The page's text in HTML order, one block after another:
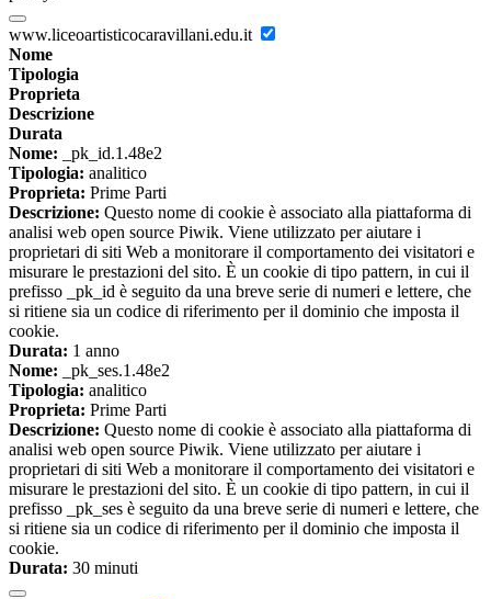
www.liceoartisticocaravillani.edu.it
Nome
Tipologia
Proprieta
Descrizione
Durata
Nome: _pk_id.1.48e2
Tipologia: analitico
Proprieta: Prime Parti
Descrizione: Questo nome di cookie è associato alla piattaforma di
analisi web open source Piwik. Viene utilizzato per aiutare i
proprietari di siti Web a monitorare il comportamento dei visitatori e
misurare le prestazioni del sito. È un cookie di tipo pattern, in cui il
prefisso _pk_id è seguito da una breve serie di numeri e lettere, che
si ritiene sia un codice di riferimento per il dominio che imposta il
cookie.
Durata: 1 anno
Nome: _pk_ses.1.48e2
Tipologia: analitico
Proprieta: Prime Parti
Descrizione: Questo nome di cookie è associato alla piattaforma di
analisi web open source Piwik. Viene utilizzato per aiutare i
proprietari di siti Web a monitorare il comportamento dei visitatori e
misurare le prestazioni del sito. È un cookie di tipo pattern, in cui il
prefisso _pk_ses è seguito da una breve serie di numeri e lettere, che
si ritiene sia un codice di riferimento per il dominio che imposta il
cookie.
Durata: 30 minuti